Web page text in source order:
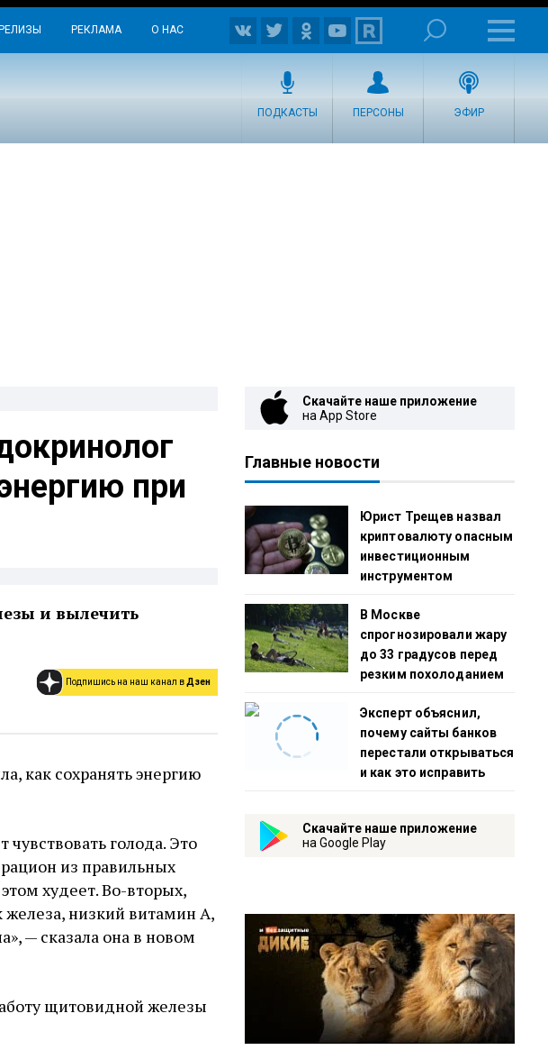
РЕКЛАМА О НАС
ПОДКАСТЫ ПЕРСОНЫ ЭФИР
при
и вылечить
Подпишись на наш канал вДзен
как сохранять энергию
голода. Это
из правильных
худеет. Во-вторых,
низкий витамин А,
— сказала она в новом
щитовидной железы
Скачайте наше приложение
на App Store
Главные новости
Юрист Трещев назвал
криптовалюту опасным
инвестиционным
инструментом
В Москве
спрогнозировали жару
до 33 градусов перед
резким похолоданием
Эксперт объяснил,
почему сайты банков
перестали открываться
и как это исправить
Скачайте наше приложение
на Google Play